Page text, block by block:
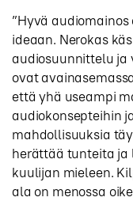
”Hyvä
ideaan. Nerokas
audiosuunnittelu
ovat
että yhä useampi
audiokonsepteihin
mahdollisuuksia
herättää tunteita ja
kuulijan mieleen.
ala on menossa